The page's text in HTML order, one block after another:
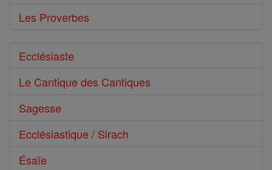
Les Proverbes
Ecclésiaste
Le Cantique des Cantiques
Sagesse
Ecclésiastique / Sirach
Ésaïe